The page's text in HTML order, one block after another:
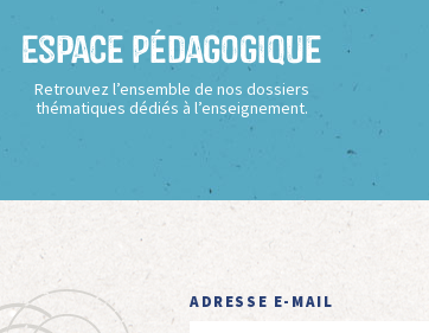
Espace Pédagogique
Retrouvez l’ensemble de nos dossiers
thématiques dédiés à l’enseignement.
ADRESSE E-MAIL